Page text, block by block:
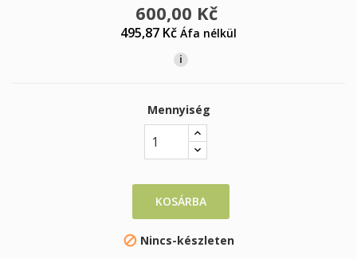
600,00 Kč
495,87 Kč Áfa nélkül
i
Mennyiség
KOSÁRBA
 Nincs-készleten